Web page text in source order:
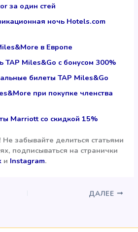
за один стей
ночь Hotels.com
в Европе
TAP Miles&Go с бонусом 300%
билеты TAP Miles&Go
при покупке членства
Marriott со скидкой 15%
забывайте делиться статьями
подписываться на странички
и Instagram.
ДАЛЕЕ